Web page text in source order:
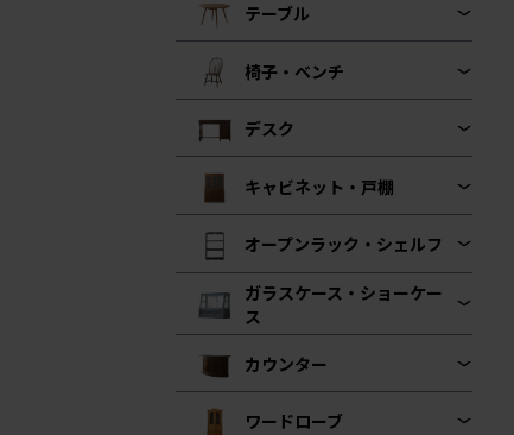
テーブル
椅子・ベンチ
デスク
キャビネット・戸棚
オープンラック・シェルフ
ガラスケース・ショーケー
ス
カウンター
ワードローブ